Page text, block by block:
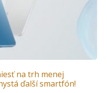
na trh menej
ďalší smartfón!